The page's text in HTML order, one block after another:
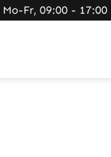
Mo-Fr, 09:00 - 17:00